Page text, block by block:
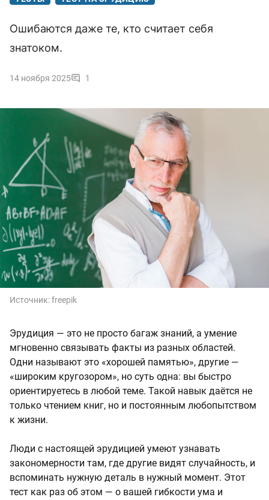
Ошибаются даже те, кто считает себя
знатоком.
14 ноября 2025 1
Источник:freepik
Эрудиция — это не просто багаж знаний, а умение
мгновенно связывать факты из разных областей.
Одни называют это «хорошей памятью», другие —
«широким кругозором», но суть одна: вы быстро
ориентируетесь в любой теме. Такой навык даётся не
только чтением книг, но и постоянным любопытством
к жизни.
Люди с настоящей эрудицией умеют узнавать
закономерности там, где другие видят случайность, и
вспоминать нужную деталь в нужный момент. Этот
тест как раз об этом — о вашей гибкости ума и